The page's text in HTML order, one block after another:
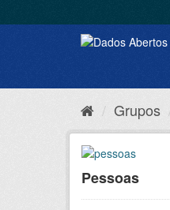
Grupos
Pessoas